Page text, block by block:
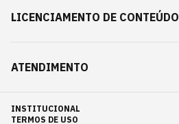
LICENCIAMENTO DE CONTEÚDO
ATENDIMENTO
INSTITUCIONAL
TERMOS DE USO